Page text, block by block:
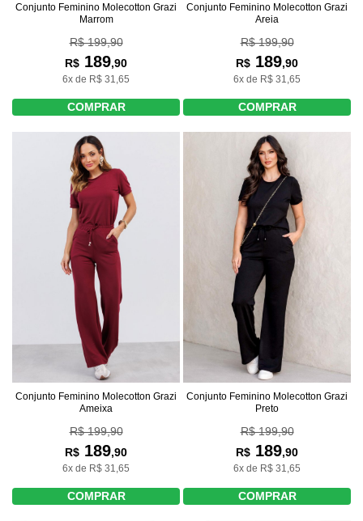
Conjunto Feminino Molecotton Grazi
Marrom
R$ 199,90
R$ 189,90
6x de R$ 31,65
COMPRAR
Conjunto Feminino Molecotton Grazi
Areia
R$ 199,90
R$ 189,90
6x de R$ 31,65
COMPRAR
Conjunto Feminino Molecotton Grazi
Ameixa
R$ 199,90
R$ 189,90
6x de R$ 31,65
COMPRAR
Conjunto Feminino Molecotton Grazi
Preto
R$ 199,90
R$ 189,90
6x de R$ 31,65
COMPRAR